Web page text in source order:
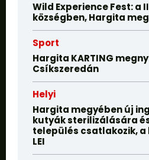
Wild Experience Fest: a
községben, Hargita
Sport
Hargita KARTING
Csíkszeredán
Helyi
Hargita megyében új
kutyák sterilizálására
település csatlakozik, a
LEI